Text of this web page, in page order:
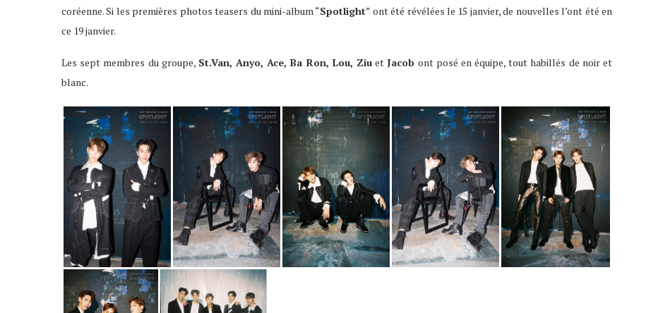
coréenne. Si les premières photos teasers du mini-album “Spotlight” ont été révélées le 15 janvier, de nouvelles l’ont été en
ce 19 janvier.
Les sept membres du groupe, St.Van, Anyo, Ace, Ba Ron, Lou, Ziu et Jacob ont posé en équipe, tout habillés de noir et
blanc.